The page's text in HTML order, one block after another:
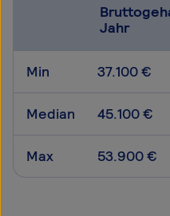
Jahr
Min 37.100 €
Median 45.100 €
Max 53.900 €